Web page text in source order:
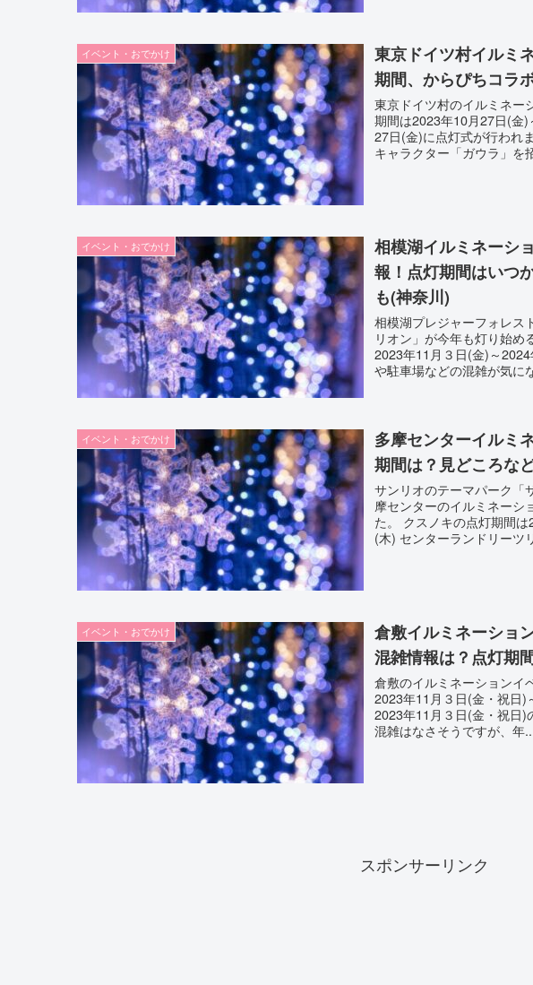
イベント・おでかけ
東京ドイツ村イルミ
期間、からぴちコラ
東京ドイツ村のイルミネー
期間は2023年10月27日(金
27日(金)に点灯式が行われ
キャラクター「ガウラ」を
イベント・おでかけ
相模湖イルミネーシ
報！点灯期間はいつ
も(神奈川)
相模湖プレジャーフォレス
リオン」が今年も灯り始
2023年11月３日(金)～
や駐車場などの混雑が気に
イベント・おでかけ
多摩センターイルミ
期間は？見どころな
サンリオのテーマパーク「
摩センターのイルミネーシ
た。 クスノキの点灯期間
(木) センターランドリーツ
イベント・おでかけ
倉敷イルミネーショ
混雑情報は？点灯期
倉敷のイルミネーションイ
2023年11月３日(金・祝日)
2023年11月３日(金・祝日)
混雑はなさそうですが、年
スポンサーリンク